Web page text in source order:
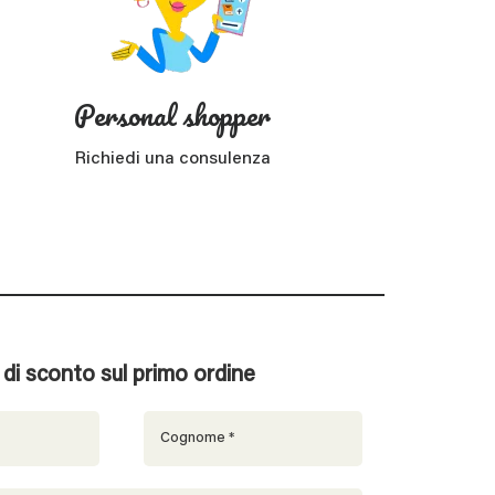
Personal shopper
Richiedi una consulenza
di sconto sul primo ordine